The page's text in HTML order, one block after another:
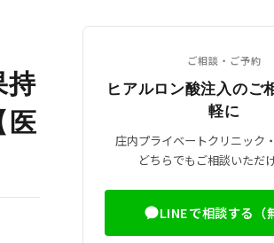
持
医
ご相談・ご予約
ヒアルロン酸注入のご
軽に
庄内プライベートクリニック
どちらでもご相談いただけ
LINEで相談する（